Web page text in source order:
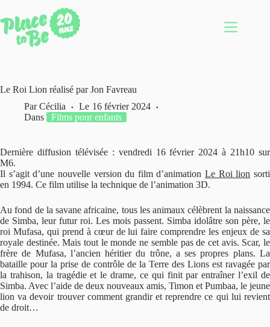
au
contenu
Le Roi Lion réalisé par Jon Favreau
Par Cécilia Le 16 février 2024
Dans
Films pour enfants
Dernière diffusion télévisée : vendredi 16 février 2024 à 21h10 sur
M6.
Il s’agit d’une nouvelle version du film d’animationLe Roi lion sorti
en 1994. Ce film utilise la technique de l’animation 3D.
Au fond de la savane africaine, tous les animaux célèbrent la naissance
de Simba, leur futur roi. Les mois passent. Simba idolâtre son père, le
roi Mufasa, qui prend à cœur de lui faire comprendre les enjeux de sa
royale destinée. Mais tout le monde ne semble pas de cet avis. Scar, le
frère de Mufasa, l’ancien héritier du trône, a ses propres plans. La
bataille pour la prise de contrôle de la Terre des Lions est ravagée par
la trahison, la tragédie et le drame, ce qui finit par entraîner l’exil de
Simba. Avec l’aide de deux nouveaux amis, Timon et Pumbaa, le jeune
lion va devoir trouver comment grandir et reprendre ce qui lui revient
de droit…